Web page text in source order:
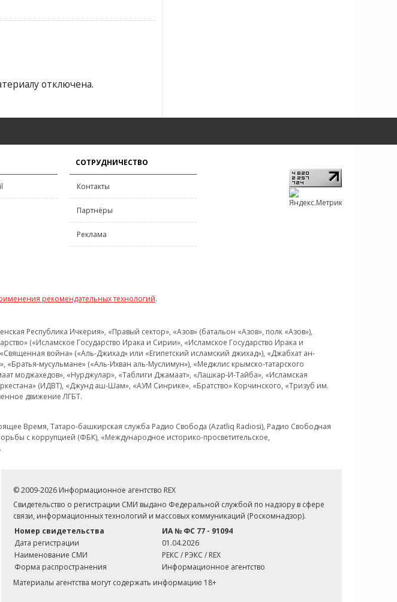
отключена.
СОТРУДНИЧЕСТВО
Контакты
Партнёры
Реклама
рекомендательных технологий.
Республика Ичкерия», «Правый сектор», «Азов» (батальон «Азов», полк «Азов»),
(«Исламское Государство Ирака и Сирии», «Исламское Государство Ирака и
война» («Аль-Джихад» или «Египетский исламский джихад»), «Джабхат ан-
мусульмане» («Аль-Ихван аль-Муслимун»), «Меджлис крымско-татарского
моджахедов», «Нурджулар», «Таблиги Джамаат», «Лашкар-И-Тайба», «Исламская
(ИДВТ), «Джунд аш-Шам», «АУМ Синрике», «Братство» Корчинского, «Тризуб им.
движение ЛГБТ.
Время, Татаро-башкирская служба Радио Свобода (Azatliq Radiosi), Радио Свободная
с коррупцией (ФБК), «Международное историко-просветительское,
© 2009-2026 Информационное агентство REX
Свидетельство о регистрации СМИ выдано Федеральной службой по надзору в сфере
связи, информационных технологий и массовых коммуникаций (Роскомнадзор).
Номер свидетельства
ИА № ФС 77 - 91094
Дата регистрации
01.04.2026
Наименование СМИ
РЕКС / РЭКС / REX
Форма распространения
Информационное агентство
Материалы агентства могут содержать информацию 18+